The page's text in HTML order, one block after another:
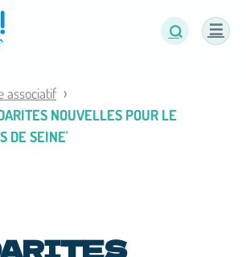
associatif
NOUVELLES POUR LE
DE SEINE'
cookies